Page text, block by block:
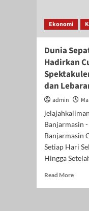
Ekonomi
Dunia
Hadirkan
dan
admin
Banjarmasin
Banjarmasin
Setiap Hari
Hingga
Read MoreRead